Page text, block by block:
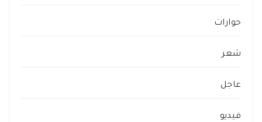
حوارات
شعر
عاجل
فيديو